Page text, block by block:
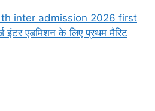
inter admission 2026 first
इंटर एडमिशन के लिए प्रथम मैरिट